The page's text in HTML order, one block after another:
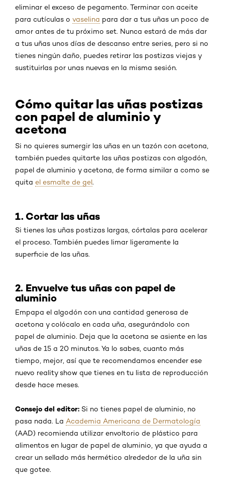
eliminar el exceso de pegamento. Terminar con aceite
para cutículas o vaselina para dar a tus uñas un poco de
amor antes de tu próximo set. Nunca estará de más dar
a tus uñas unos días de descanso entre series, pero si no
tienes ningún daño, puedes retirar las postizas viejas y
sustituirlas por unas nuevas en la misma sesión.
Cómo quitar las uñas postizas
con papel de aluminio y
acetona
Si no quieres sumergir las uñas en un tazón con acetona,
también puedes quitarte las uñas postizas con algodón,
papel de aluminio y acetona, de forma similar a como se
quita el esmalte de gel.
1. Cortar las uñas
Si tienes las uñas postizas largas, córtalas para acelerar
el proceso. También puedes limar ligeramente la
superficie de las uñas.
2. Envuelve tus uñas con papel de
aluminio
Empapa el algodón con una cantidad generosa de
acetona y colócalo en cada uña, asegurándolo con
papel de aluminio. Deja que la acetona se asiente en las
uñas de 15 a 20 minutos. Ya lo sabes, cuanto más
tiempo, mejor, así que te recomendamos encender ese
nuevo reality show que tienes en tu lista de reproducción
desde hace meses.
Consejo del editor: Si no tienes papel de aluminio, no
pasa nada. La Academia Americana de Dermatología
(AAD) recomienda utilizar envoltorio de plástico para
alimentos en lugar de papel de aluminio, ya que ayuda a
crear un sellado más hermético alrededor de la uña sin
que gotee.